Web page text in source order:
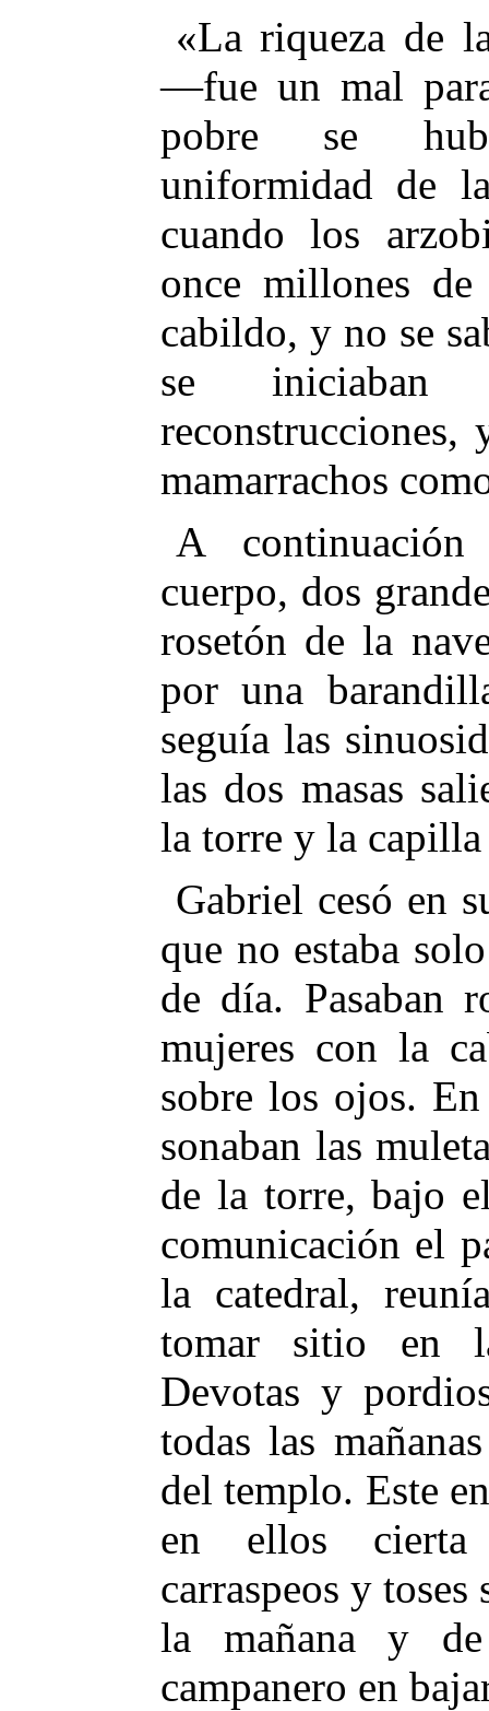
«La riqueza de
—fue un mal
pobre se
uniformidad de
cuando los
once millones
cabildo, y no se
se iniciaban
reconstrucciones,
mamarrachos
A
cuerpo, dos
rosetón de la
por una
seguía las
las dos masas
la torre y la
Gabriel cesó en
que no estaba
de día. Pasaban
mujeres con la
sobre los ojos.
sonaban las
de la torre, bajo
comunicación el
la catedral,
tomar sitio en
Devotas y
todas las
del templo. Este
en ellos cierta
carraspeos y
la mañana y
campanero en